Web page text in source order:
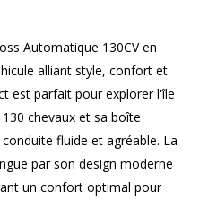
Automatique 130CV en
alliant style, confort et
est parfait pour explorer l'île
chevaux et sa boîte
fluide et agréable. La
par son design moderne
un confort optimal pour